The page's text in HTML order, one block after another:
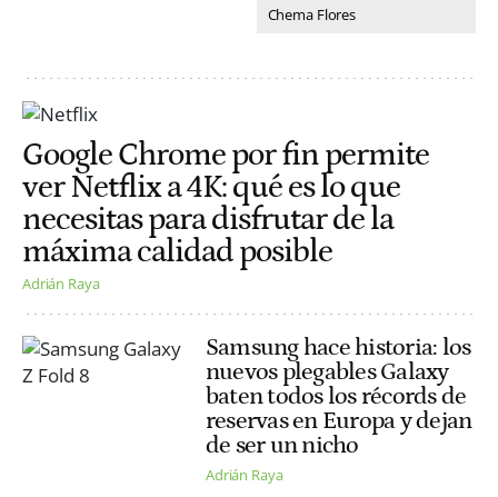
Chema Flores
Google Chrome por fin permite
ver Netflix a 4K: qué es lo que
necesitas para disfrutar de la
máxima calidad posible
Adrián Raya
Samsung hace historia: los
nuevos plegables Galaxy
baten todos los récords de
reservas en Europa y dejan
de ser un nicho
Adrián Raya